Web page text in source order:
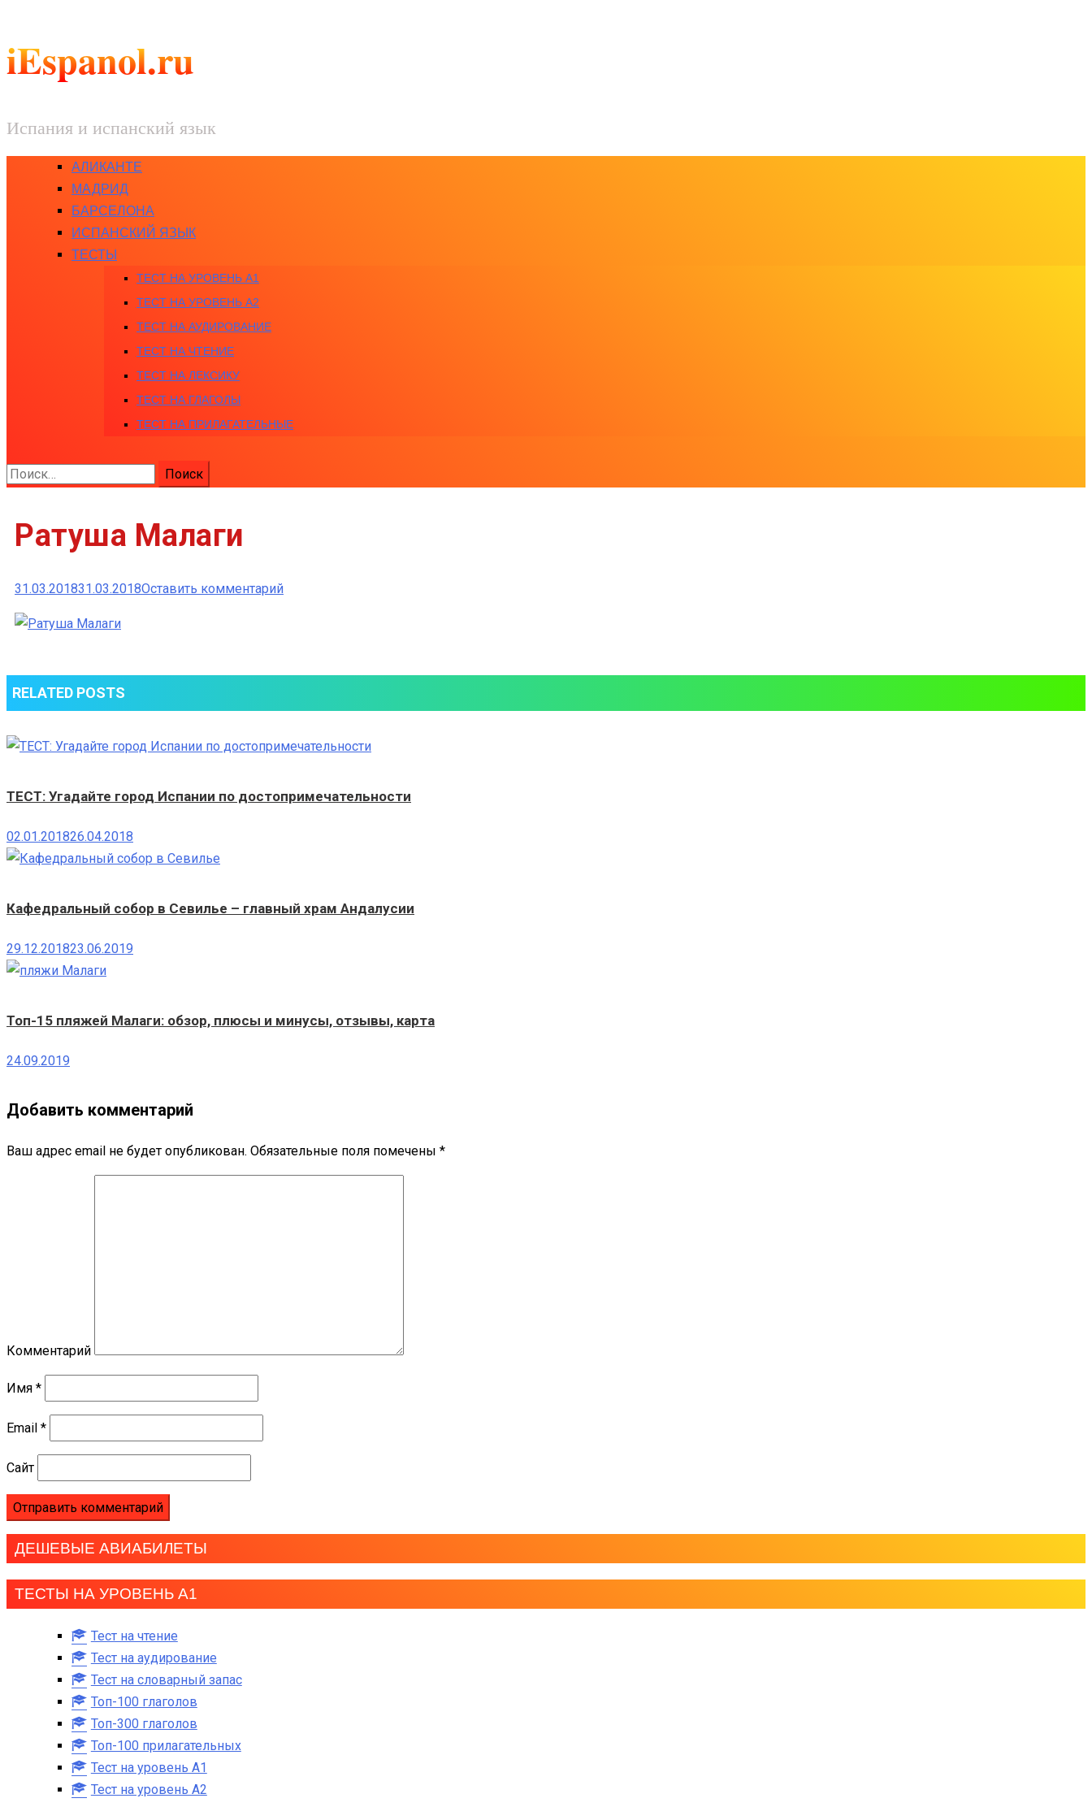
iEspanol.ru
Испания и испанский язык
АЛИКАНТЕ
МАДРИД
БАРСЕЛОНА
ИСПАНСКИЙ ЯЗЫК
ТЕСТЫ
ТЕСТ НА УРОВЕНЬ A1
ТЕСТ НА УРОВЕНЬ A2
ТЕСТ НА АУДИРОВАНИЕ
ТЕСТ НА ЧТЕНИЕ
ТЕСТ НА ЛЕКСИКУ
ТЕСТ НА ГЛАГОЛЫ
ТЕСТ НА ПРИЛАГАТЕЛЬНЫЕ
Найти:
Ратуша Малаги
31.03.201831.03.2018Оставить комментарийк
RELATED POSTS
ТЕСТ: Угадайте город Испании по достопримечательности
02.01.201826.04.2018
Кафедральный собор в Севилье – главный храм Андалусии
29.12.201823.06.2019
Топ-15 пляжей Малаги: обзор, плюсы и минусы, отзывы, карта
24.09.2019
Добавить комментарий
Ваш адрес email не будет опубликован. Обязательные поля помечены *
Комментарий
Имя *
Email *
Сайт
ДЕШЕВЫЕ АВИАБИЛЕТЫ
ТЕСТЫ НА УРОВЕНЬ А1
Тест на чтение
Тест на аудирование
Тест на словарный запас
Топ-100 глаголов
Топ-300 глаголов
Топ-100 прилагательных
Тест на уровень A1
Тест на уровень A2